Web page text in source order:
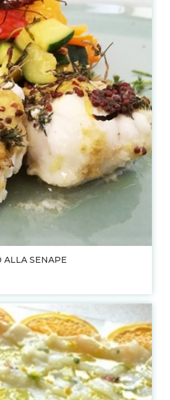
ALLA SENAPE